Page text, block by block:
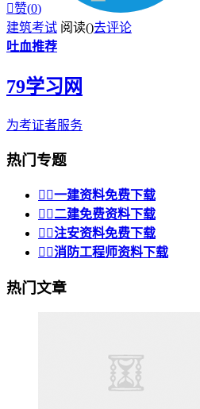
赞(0)
建筑考试 阅读()去评论
吐血推荐
79学习网
为考证者服务
热门专题
 一建资料免费下载
 二建免费资料下载
 注安资料免费下载
 消防工程师资料下载
热门文章